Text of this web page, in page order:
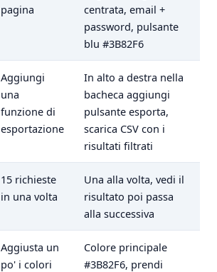
pagina
centrata, email +
password, pulsante
blu #3B82F6
Aggiungi
una
funzione di
esportazione
In alto a destra nella
bacheca aggiungi
pulsante esporta,
scarica CSV con i
risultati filtrati
15 richieste
in una volta
Una alla volta, vedi il
risultato poi passa
alla successiva
Aggiusta un
po' i colori
Colore principale
#3B82F6, prendi